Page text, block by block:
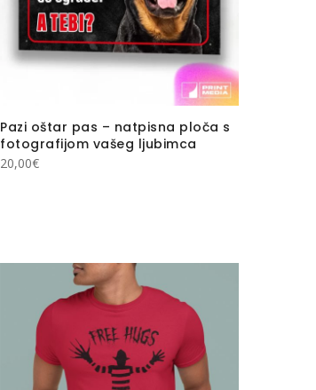
Pazi oštar pas – natpisna ploča s
fotografijom vašeg ljubimca
20,00€